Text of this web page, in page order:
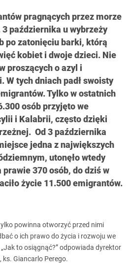
pragnących przez morze
3 października u wybrzeży
po zatonięciu barki, którą
kobiet i dwoje dzieci. Nie
proszących o azyl i
W tych dniach padł swoisty
Tylko w ostatnich
osób przyjęto we
i Kalabrii, często dzięki
Od 3 października
jedna z największych
utonęło wtedy
370 osób, do dziś w
życie 11.500 emigrantów.
powinna otworzyć przed nimi
o ich prawo do życia i rozwoju we
to osiągnąć?” odpowiada dyrektor
ks. Giancarlo Perego.